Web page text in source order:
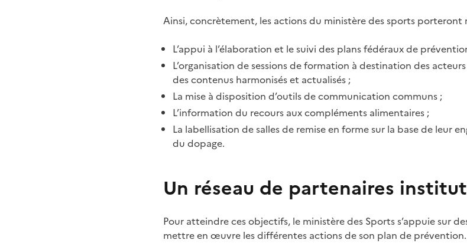
Ainsi, concrètement, les actions du ministère des sports porteront
L’appui à l’élaboration et le suivi des plans fédéraux de
L’organisation de sessions de formation à destination des
des contenus harmonisés et actualisés ;
La mise à disposition d’outils de communication communs ;
L’information du recours aux compléments alimentaires ;
La labellisation de salles de remise en forme sur la base de leur
du dopage.
Un réseau de partenaires
Pour atteindre ces objectifs, le ministère des Sports s’appuie sur
mettre en œuvre les différentes actions de son plan de prévention.